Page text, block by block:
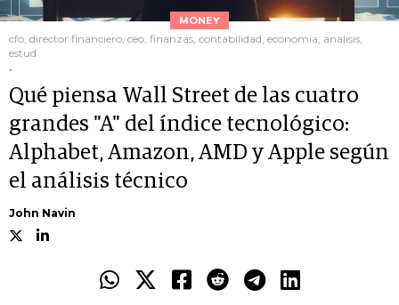
MONEY
cfo, director financiero, ceo, finanzas, contabilidad, economia, analisis,
estud
.
Qué piensa Wall Street de las cuatro
grandes "A" del índice tecnológico:
Alphabet, Amazon, AMD y Apple según
el análisis técnico
John Navin